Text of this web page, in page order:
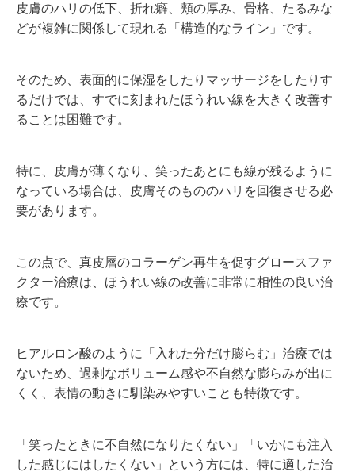
皮膚のハリの低下、折れ癖、頬の厚み、骨格、たるみな
どが複雑に関係して現れる「構造的なライン」です。
そのため、表面的に保湿をしたりマッサージをしたりす
るだけでは、すでに刻まれたほうれい線を大きく改善す
ることは困難です。
特に、皮膚が薄くなり、笑ったあとにも線が残るように
なっている場合は、皮膚そのもののハリを回復させる必
要があります。
この点で、真皮層のコラーゲン再生を促すグロースファ
クター治療は、ほうれい線の改善に非常に相性の良い治
療です。
ヒアルロン酸のように「入れた分だけ膨らむ」治療では
ないため、過剰なボリューム感や不自然な膨らみが出に
くく、表情の動きに馴染みやすいことも特徴です。
「笑ったときに不自然になりたくない」「いかにも注入
した感じにはしたくない」という方には、特に適した治